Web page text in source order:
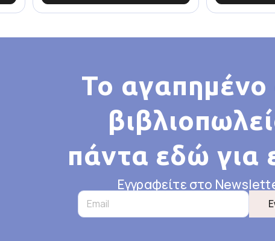
Το αγαπημένο
πάντα εδώ για
Εγγραφείτε στο